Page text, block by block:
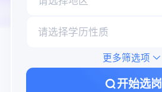
请选择学历性质
更多筛选项
开始选岗